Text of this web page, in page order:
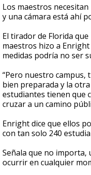
Los maestros
y una cámara está ahí
El tirador de Florida
maestros hizo a
medidas podría no ser
“Pero nuestro campus,
bien preparada y la
estudiantes tienen que
cruzar a un camino
Enright dice que ellos
con tan solo 240
Señala que no
ocurrir en cualquier